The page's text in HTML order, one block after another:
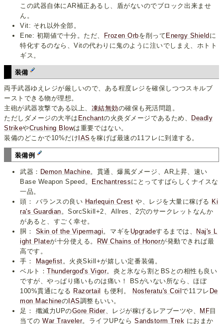
この武器自体にAR補正あるし、盾がないのでブロック出来ませ
ん。
Vit: それ以外全部。
Ene: 初期値で十分。ただ、
Frozen Orbを削って Energy Shield に
特化するのなら、Vitの代わりに鬼のように注いでしまえ、ホトト
ギス。
装備
両手武器ゆえレジが厳しいので、ある程度レジを確保しつつスキルブ
ーストできる物が理想。
主砲が武器攻撃である以上、 凍結無効の確保も死活問題。
ただしダメージの大半は Enchantの火炎ダメージであるため、
Deadly
StrikeやCrushing Blowは重要ではない。
装備のどこかで10%だけ IAS を稼げば最速の11フレに到達する。
装備例
武器： Demon Machine。貫通、爆風ダメージ、AR上昇、速い
Base Weapon Speed。 Enchantressにとってすばらしくナイスな
一品。
頭： バランスの良い Harlequin Crest や、レジを大量に稼げる Ki
ra's Guardian 。SorcSkill+2、Allres、2穴のサークレットなんか
があると、すごく幸せ。
胴： Skin of the Vipermagi 。マギを Upgradeするまでは、 Naj's L
ight Plateが十分使える。 RW Chains of Honorが発動できれば最
高です。
手： Magefist 。火炎Skill+が嬉しい定番装備。
ベルト：Thundergod's Vigor。炎と氷なら割とBSとの相性も良い
ですが、やっぱり痛いものは痛い！ BSがいない所なら、ほぼ
100%貫通になる Razortail も便利。 Nosferatu's Coilで11フレ De
mon MachineのIAS調整もいい。
足： 殲滅力UPのGore Rider、レジが稼げるレアブーツや、 MF目
当てのWar Traveler。ライフUPならSandstorm Trek におまか